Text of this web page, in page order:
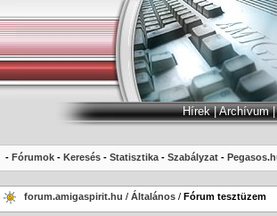
Hírek|Archívum
- Fórumok - Keresés - Statisztika - Szabályzat -
forum.amigaspirit.hu / Általános / Fórum tesztüzem